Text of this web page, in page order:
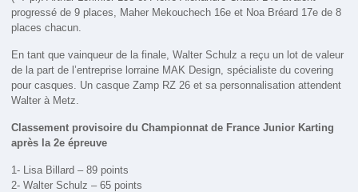
progressé de 9 places, Maher Mekouchech 16e et Noa Bréard 17e de 8
places chacun.
En tant que vainqueur de la finale, Walter Schulz a reçu un lot de valeur
de la part de l’entreprise lorraine MAK Design, spécialiste du covering
pour casques. Un casque Zamp RZ 26 et sa personnalisation attendent
Walter à Metz.
Classement provisoire du Championnat de France Junior Karting
après la 2e épreuve
1- Lisa Billard – 89 points
2- Walter Schulz – 65 points